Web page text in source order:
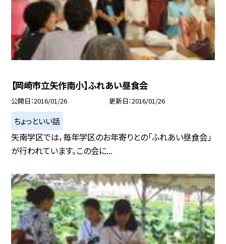
【岡崎市立矢作南小】ふれあい昼食会
公開日 2016/01/26 更新日 2016/01/26
ちょっといい話
矢南学区では，毎年学区のお年寄りとの「ふれあい昼食会」
が行われています。この会に...